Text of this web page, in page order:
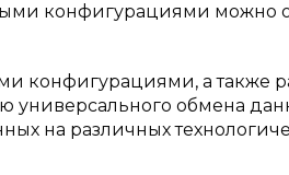
конфигурациями можно
конфигурациями, а также
универсального обмена
на различных